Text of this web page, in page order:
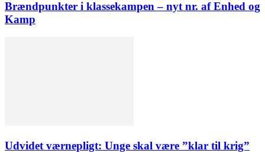
Brændpunkter i klassekampen – nyt nr. af Enhed og
Kamp
Udvidet værnepligt: Unge skal være ”klar til krig”